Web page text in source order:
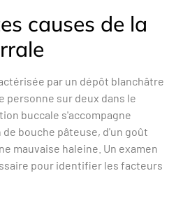
causes de la
par un dépôt blanchâtre
personne sur deux dans le
buccale s'accompagne
bouche pâteuse, d'un goût
mauvaise haleine. Un examen
pour identifier les facteurs